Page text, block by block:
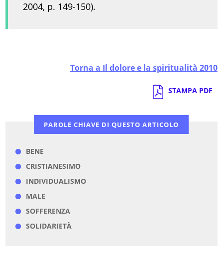
2004, p. 149-150).
Torna a Il dolore e la spiritualità 2010
STAMPA PDF
PAROLE CHIAVE DI QUESTO ARTICOLO
BENE
CRISTIANESIMO
INDIVIDUALISMO
MALE
SOFFERENZA
SOLIDARIETÀ